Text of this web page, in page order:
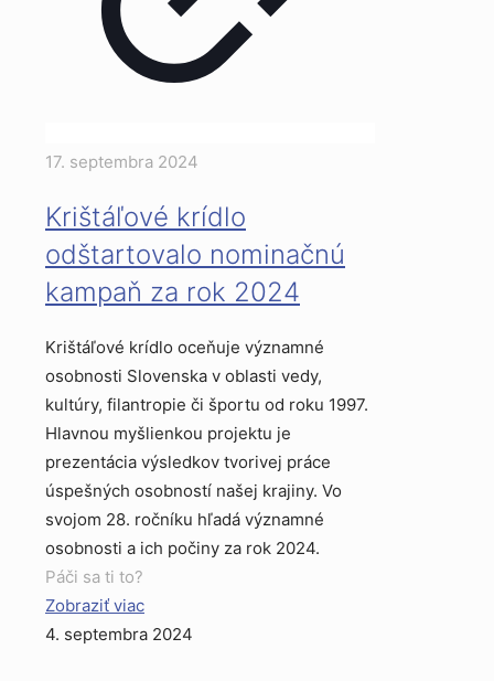
17. septembra 2024
Krištáľové krídlo
odštartovalo nominačnú
kampaň za rok 2024
Krištáľové krídlo oceňuje významné
osobnosti Slovenska v oblasti vedy,
kultúry, filantropie či športu od roku 1997.
Hlavnou myšlienkou projektu je
prezentácia výsledkov tvorivej práce
úspešných osobností našej krajiny. Vo
svojom 28. ročníku hľadá významné
osobnosti a ich počiny za rok 2024.
Páči sa ti to?
Zobraziť viac
4. septembra 2024